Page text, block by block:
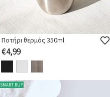
Ποτήρι θερμός 350ml
€4,99
SMART BUY